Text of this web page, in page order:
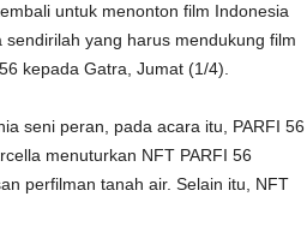
untuk menonton film Indonesia
yang harus mendukung film
kepada Gatra, Jumat (1/4).
seni peran, pada acara itu, PARFI 56
menuturkan NFT PARFI 56
perfilman tanah air. Selain itu, NFT